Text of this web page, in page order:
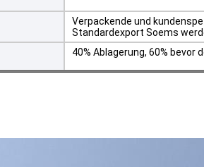
Verpackende und
Standardexport Soems
40% Ablagerung, 60% bevor